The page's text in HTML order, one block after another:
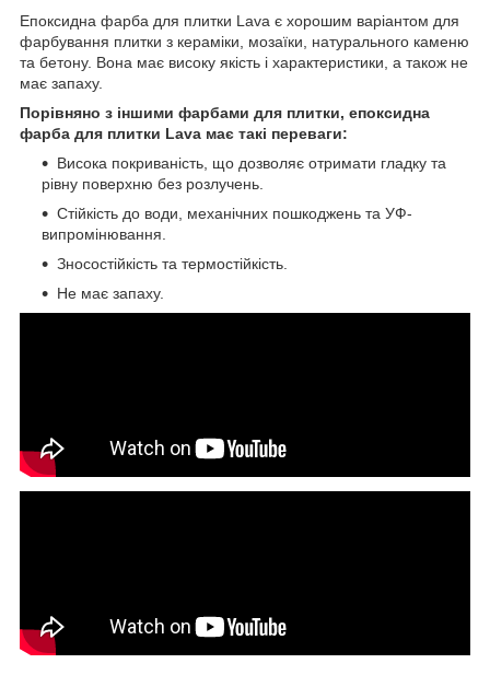
Епоксидна фарба для плитки Lava є хорошим варіантом для
фарбування плитки з кераміки, мозаїки, натурального каменю
та бетону. Вона має високу якість і характеристики, а також не
має запаху.
Порівняно з іншими фарбами для плитки, епоксидна
фарба для плитки Lava має такі переваги:
Висока покриваність, що дозволяє отримати гладку та
рівну поверхню без розлучень.
Стійкість до води, механічних пошкоджень та УФ-
випромінювання.
Зносостійкість та термостійкість.
Не має запаху.